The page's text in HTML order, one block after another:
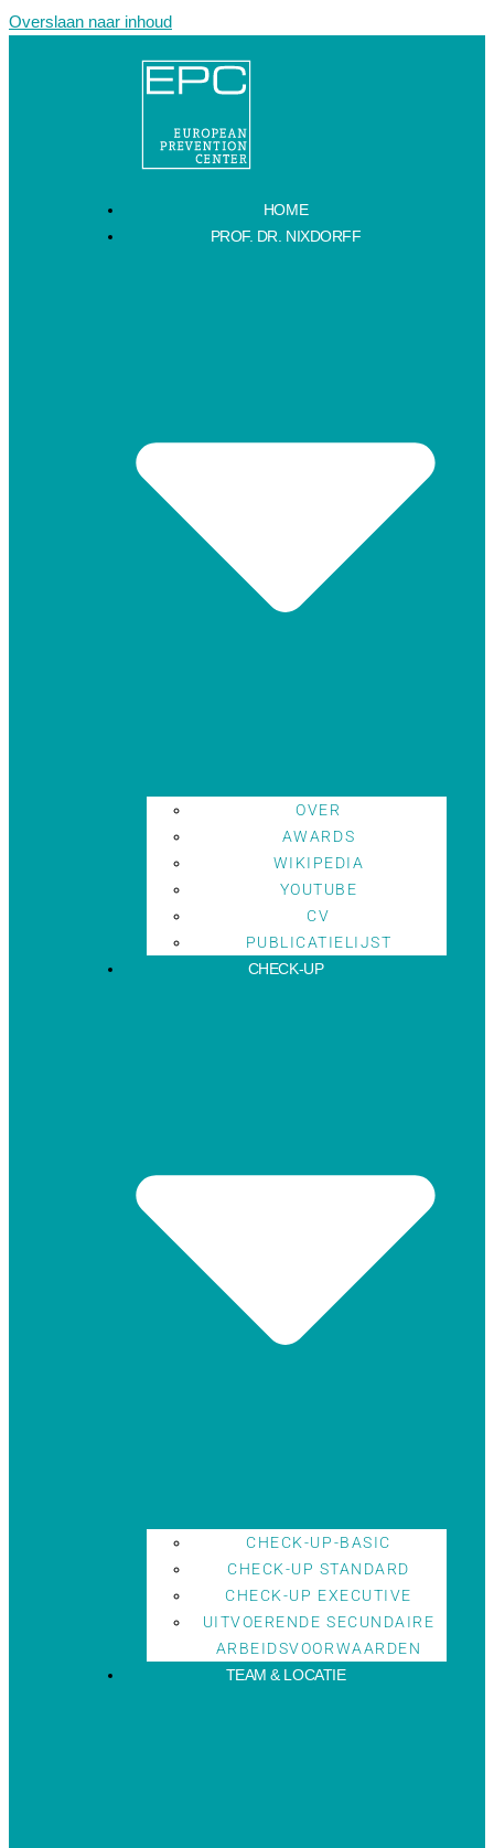
Overslaan naar inhoud
HOME
PROF. DR. NIXDORFF
OVER
AWARDS
WIKIPEDIA
YOUTUBE
CV
PUBLICATIELIJST
CHECK-UP
CHECK-UP-BASIC
CHECK-UP STANDARD
CHECK-UP EXECUTIVE
UITVOERENDE SECUNDAIRE
ARBEIDSVOORWAARDEN
TEAM & LOCATIE